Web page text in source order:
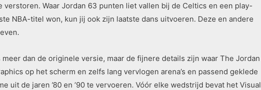
Waar Jordan 63 punten liet vallen bij de Celtics en een play-
NBA-titel won, kun jij ook zijn laatste dans uitvoeren. Deze en andere
dan de originele versie, maar de fijnere details zijn waar The Jordan
op het scherm en zelfs lang vervlogen arena’s en passend geklede
uit de jaren ’80 en ’90 te vervoeren. Vóór elke wedstrijd bevat het Visual